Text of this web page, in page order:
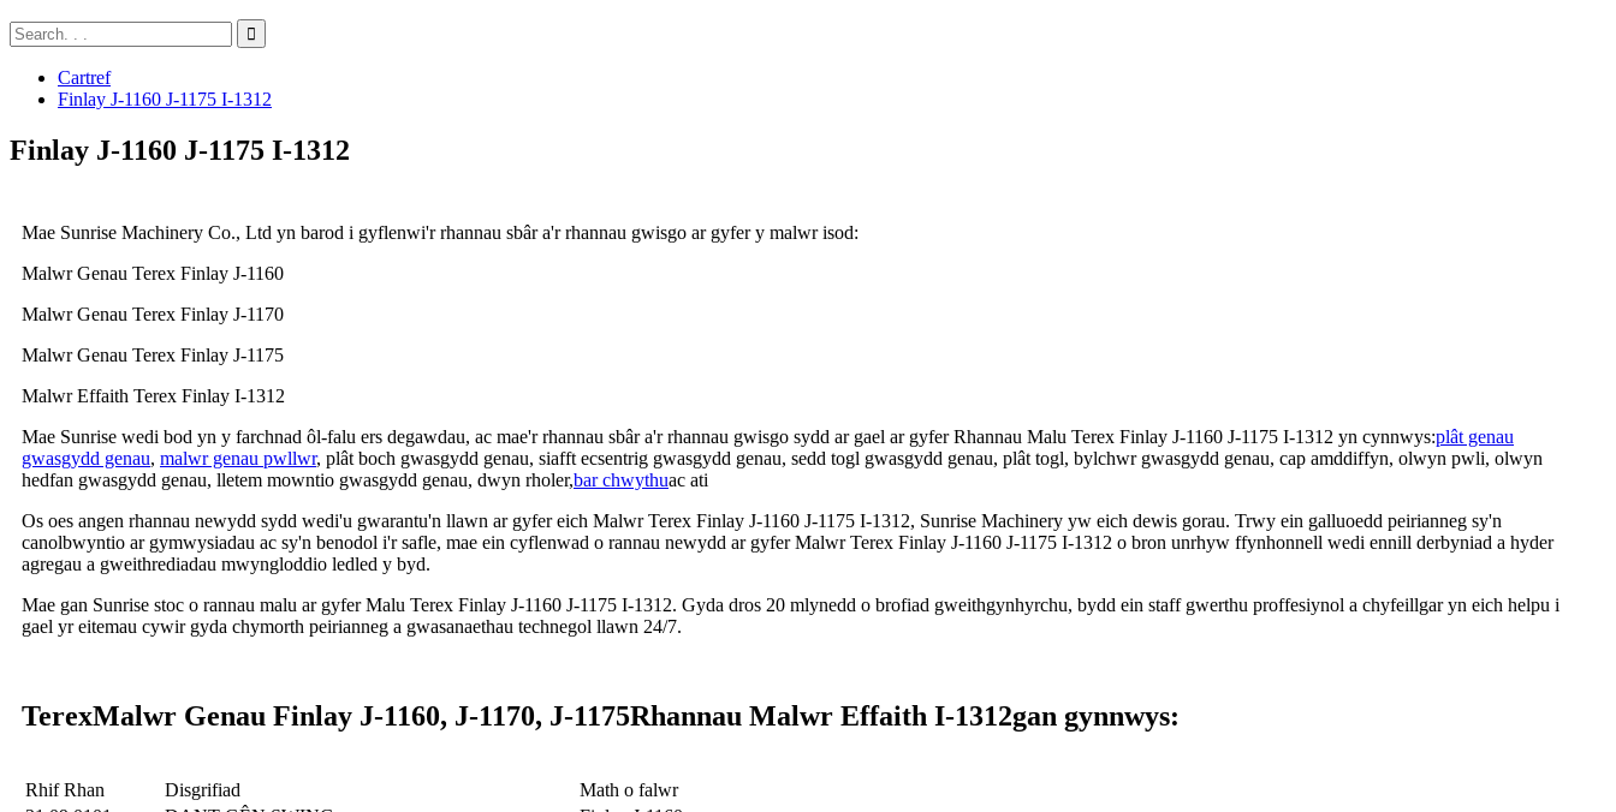
Cartref
Finlay J-1160 J-1175 I-1312
Finlay J-1160 J-1175 I-1312
Mae Sunrise Machinery Co., Ltd yn barod i gyflenwi'r rhannau sbâr a'r rhannau gwisgo ar gyfer y malwr isod:
Malwr Genau Terex Finlay J-1160
Malwr Genau Terex Finlay J-1170
Malwr Genau Terex Finlay J-1175
Malwr Effaith Terex Finlay I-1312
Mae Sunrise wedi bod yn y farchnad ôl-falu ers degawdau, ac mae'r rhannau sbâr a'r rhannau gwisgo sydd ar gael ar gyfer Rhannau Malu Terex Finlay J-1160 J-1175 I-1312 yn cynnwys:plât genau
gwasgydd genau, malwr genau pwllwr, plât boch gwasgydd genau, siafft ecsentrig gwasgydd genau, sedd togl gwasgydd genau, plât togl, bylchwr gwasgydd genau, cap amddiffyn, olwyn pwli, olwyn
hedfan gwasgydd genau, lletem mowntio gwasgydd genau, dwyn rholer,bar chwythuac ati
Os oes angen rhannau newydd sydd wedi'u gwarantu'n llawn ar gyfer eich Malwr Terex Finlay J-1160 J-1175 I-1312, Sunrise Machinery yw eich dewis gorau. Trwy ein galluoedd peirianneg sy'n
canolbwyntio ar gymwysiadau ac sy'n benodol i'r safle, mae ein cyflenwad o rannau newydd ar gyfer Malwr Terex Finlay J-1160 J-1175 I-1312 o bron unrhyw ffynhonnell wedi ennill derbyniad a hyder
agregau a gweithrediadau mwyngloddio ledled y byd.
Mae gan Sunrise stoc o rannau malu ar gyfer Malu Terex Finlay J-1160 J-1175 I-1312. Gyda dros 20 mlynedd o brofiad gweithgynhyrchu, bydd ein staff gwerthu proffesiynol a chyfeillgar yn eich helpu i
gael yr eitemau cywir gyda chymorth peirianneg a gwasanaethau technegol llawn 24/7.
TerexMalwr Genau Finlay J-1160, J-1170, J-1175Rhannau Malwr Effaith I-1312gan gynnwys:
Rhif Rhan Disgrifiad
Math o falwr